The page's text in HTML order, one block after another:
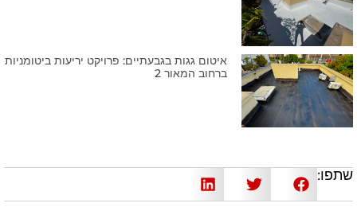
איטום גגות בגבעתיים: פרויקט יריעות ביטומניות
ברחוב המאור 2
שתפו: